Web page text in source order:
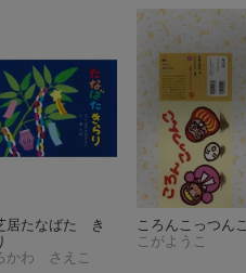
居たなばた き
かわ さえこ
ころんこっつんこ
こがようこ